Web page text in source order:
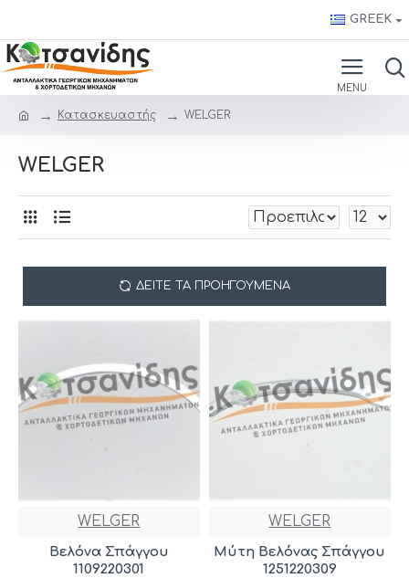
GREEK
Κατασκευαστής WELGER
WELGER
ΔΕΊΤΕ ΤΑ ΠΡΟΗΓΟΎΜΕΝΑ
WELGER
Βελόνα Σπάγγου
1109220301
WELGER
Μύτη Βελόνας Σπάγγου
1251220309